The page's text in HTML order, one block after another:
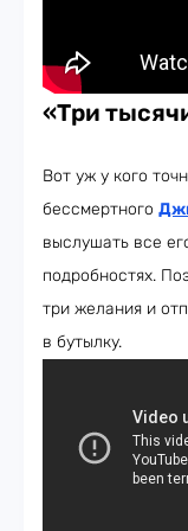
«Три
Вот уж у кого
бессмертного
выслушать все
подробностях.
три желания и
в бутылку.